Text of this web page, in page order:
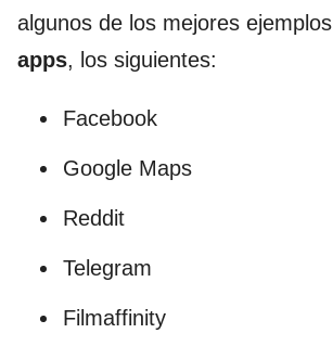
algunos de los mejores ejemplos
apps, los siguientes:
Facebook
Google Maps
Reddit
Telegram
Filmaffinity